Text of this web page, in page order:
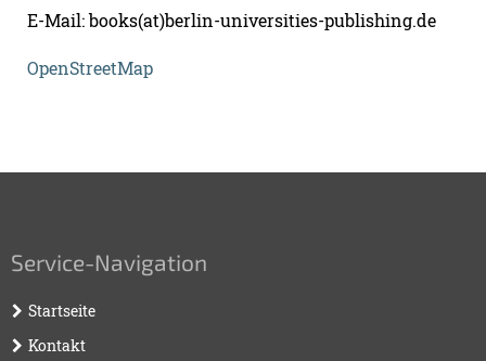
E-Mail: books(at)berlin-universities-publishing.de
OpenStreetMap
Service-Navigation
Startseite
Kontakt